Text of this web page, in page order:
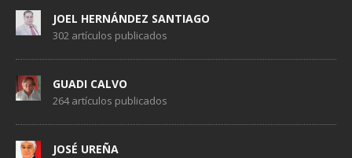
JOEL HERNÁNDEZ SANTIAGO
302 artículos publicados
GUADI CALVO
264 artículos publicados
JOSÉ UREÑA